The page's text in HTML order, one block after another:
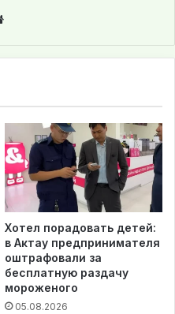
te
Хотел порадовать детей:
в Актау предпринимателя
оштрафовали за
бесплатную раздачу
мороженого
05.08.2026